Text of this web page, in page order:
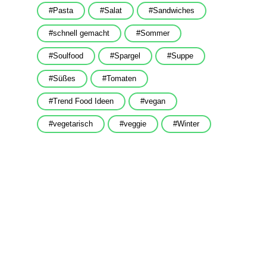
Pasta Salat Sandwiches
schnell gemacht Sommer
Soulfood Spargel Suppe
Süßes Tomaten
Trend Food Ideen vegan
vegetarisch veggie Winter